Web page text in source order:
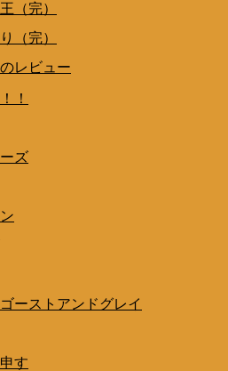
（完）
（完）
レビュー
！
ズ
ーストアンドグレイ
す